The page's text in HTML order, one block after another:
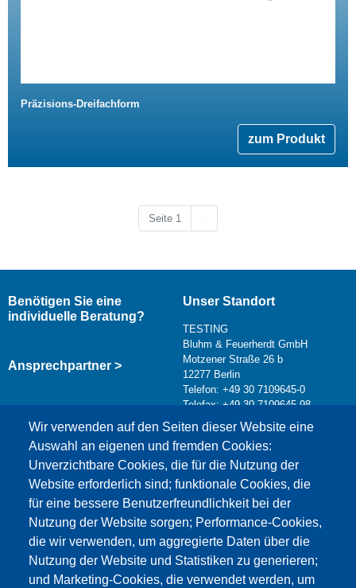
Präzisions-Dreifachform
zum Produkt
Seite 1
Wir verwenden auf den Seiten dieser Website eine
Auswahl an eigenen und fremden Cookies:
Unverzichtbare Cookies, die für die Nutzung der
Website erforderlich sind; funktionale Cookies, die
für eine bessere Benutzerfreundlichkeit bei der
Nutzung der Website sorgen; Performance-Cookies,
die wir verwenden, um aggregierte Daten über die
Nutzung der Website und Statistiken zu generieren;
und Marketing-Cookies, die verwendet werden, um
Benötigen Sie eine
individuelle Beratung?
Ansprechpartner >
Unser Standort
TESTING
Bluhm & Feuerherdt GmbH
Motzener Straße 26 b
12277 Berlin
Telefon: +49 30 7109645-0
Telefax: +49 30 7109645-98
info@testing.de
Dieser Inhalt ist blockiert, da die Google Maps
Cookies nicht akzeptiert wurden.